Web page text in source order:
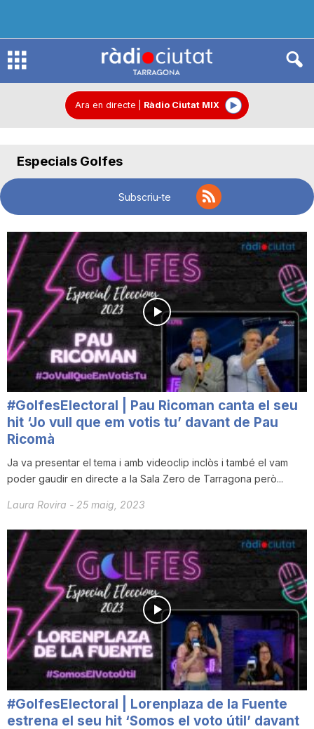
R
o
i
a
t
T
a
Ara en directe Ràdio Ciutat MIX
Especials Golfes
Subscriu-te
#GolfesElectoral | Pau Ricoman canta el seu
hit ‘Jo vull que em votis tu’ davant de Pau
Ricomà
Ja va presentar el tema i amb videoclip inclòs i també el vam
poder gaudir en directe a la Sala Zero de Tarragona però...
Laura Rovira - 25 maig, 2023
#GolfesElectoral | Lorenplaza de la Fuente
estrena el seu hit ‘Somos el voto útil’ davant